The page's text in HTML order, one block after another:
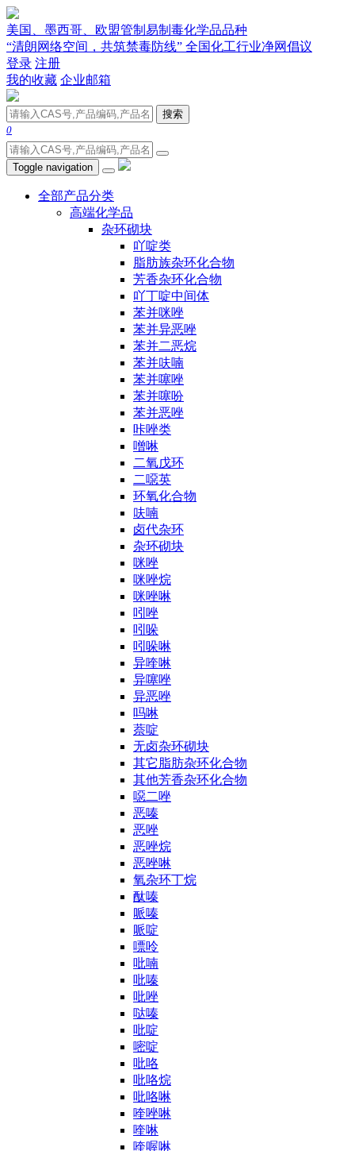
美国、墨西哥、欧盟管制易制毒化学品品种
“清朗网络空间，共筑禁毒防线” 全国化工行业净网倡议
登录 注册
我的收藏 企业邮箱
搜索
0
Toggle navigation
全部产品分类
高端化学品
杂环砌块
吖啶类
脂肪族杂环化合物
芳香杂环化合物
吖丁啶中间体
苯并咪唑
苯并异恶唑
苯并二恶烷
苯并呋喃
苯并噻唑
苯并噻吩
苯并恶唑
咔唑类
噌啉
二氧戊环
二噁英
环氧化合物
呋喃
卤代杂环
杂环砌块
咪唑
咪唑烷
咪唑啉
吲唑
吲哚
吲哚啉
异喹啉
异噻唑
异恶唑
吗啉
萘啶
无卤杂环砌块
其它脂肪杂环化合物
其他芳香杂环化合物
噁二唑
恶嗪
恶唑
恶唑烷
恶唑啉
氧杂环丁烷
酞嗪
哌嗪
哌啶
嘌呤
吡喃
吡嗪
吡唑
哒嗪
吡啶
嘧啶
吡咯
吡咯烷
吡咯啉
喹唑啉
喹啉
喹喔啉